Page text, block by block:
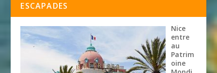
ESCAPADES
Nice
entre
au
Patrim
oine